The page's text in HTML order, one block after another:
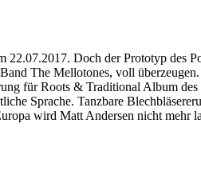
Doch der Prototyp des
The Mellotones, voll
für Roots & Traditional Album
Sprache. Tanzbare
wird Matt Andersen nicht mehr